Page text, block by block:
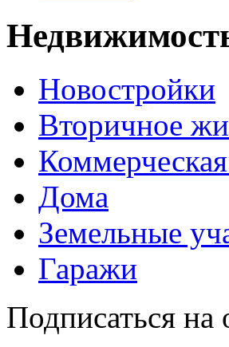
Новостройки
Вторичное
Дома
Земельные
Гаражи
Подписаться на